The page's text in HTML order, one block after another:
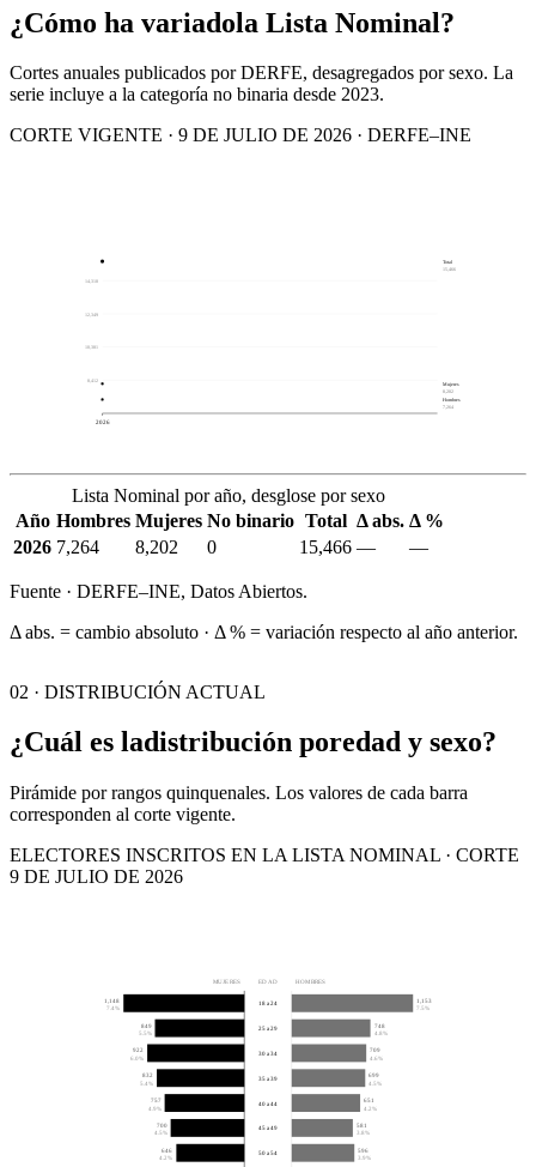
¿Cómo ha variadola Lista Nominal?
Cortes anuales publicados por DERFE, desagregados por sexo. La
serie incluye a la categoría no binaria desde 2023.
CORTE VIGENTE · 9 DE JULIO DE 2026 · DERFE–INE
8,412
10,381
12,349
14,318
2026
Total
15,466
Mujeres
8,202
Hombres
7,264
Lista Nominal por año, desglose por sexo
Año Hombres Mujeres No binario Total Δ abs. Δ %
2026 7,264 8,202 0 15,466 — —
Fuente · DERFE–INE, Datos Abiertos.
Δ abs. = cambio absoluto · Δ % = variación respecto al año anterior.
02 · DISTRIBUCIÓN ACTUAL
¿Cuál es ladistribución poredad y sexo?
Pirámide por rangos quinquenales. Los valores de cada barra
corresponden al corte vigente.
ELECTORES INSCRITOS EN LA LISTA NOMINAL · CORTE
9 DE JULIO DE 2026
MUJERES EDAD HOMBRES
1,148
7.4%
1,153
7.5%
18 a 24
849
5.5%
748
4.8%
25 a 29
922
6.0%
709
4.6%
30 a 34
832
5.4%
699
4.5%
35 a 39
757
4.9%
651
4.2%
40 a 44
700
4.5%
581
3.8%
45 a 49
646
4.2%
596
3.9%
50 a 54